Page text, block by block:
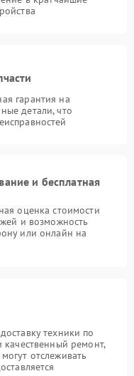
гарантия на
детали, что
и бесплатная
оценка стоимости
и возможность
или онлайн на
техники по
качественный ремонт,
отслеживать